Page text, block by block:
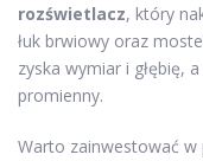
rozświetlacz, który
łuk brwiowy oraz
zyska wymiar i głębię,
promienny.
Warto zainwestować